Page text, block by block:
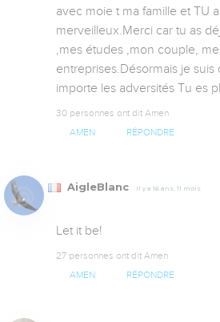
avec moie t ma famille et TU
merveilleux.Merci car tu as
,mes études ,mon couple,
entreprises.Désormais je suis
importe les adversités Tu es
30 personnes ont dit Amen
AMEN RÉPONDRE
AigleBlanc Il y a 16 ans, 11 mois
Let it be!
27 personnes ont dit Amen
AMEN RÉPONDRE